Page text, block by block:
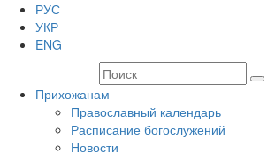
РУС
УКР
ENG
Прихожанам
Православный календарь
Расписание богослужений
Новости